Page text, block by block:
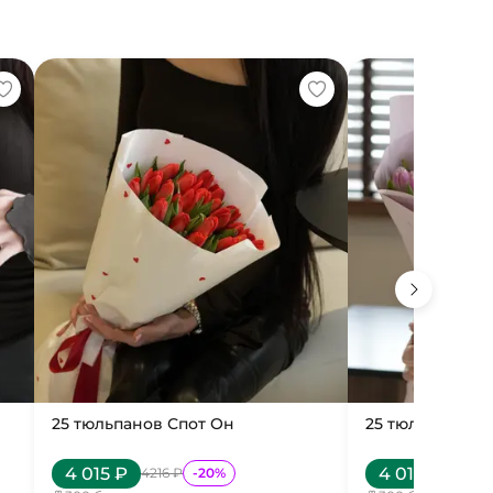
25 тюльпанов Спот Он
4 015 ₽ 4216 ₽ -20%
25 тюльпанов
4 015